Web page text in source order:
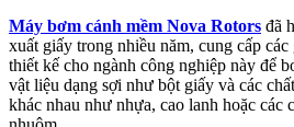
Máy bơm cánh mềm Nova Rotors đã
xuất giấy trong nhiều năm, cung cấp
thiết kế cho ngành công nghiệp này để
vật liệu dạng sợi như bột giấy và các
khác nhau như nhựa, cao lanh hoặc các